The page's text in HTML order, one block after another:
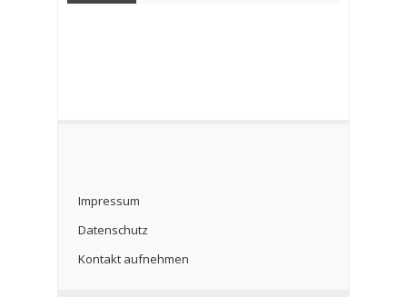
Impressum
Datenschutz
Kontakt aufnehmen